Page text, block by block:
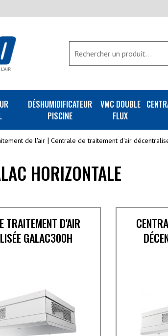
DÉSHUMIDIFICATEUR
PISCINE
VMC DOUBLE
FLUX
de l'air Centrale de traitement d'air
HORIZONTALE
TRAITEMENT D'AIR
GALAC300H